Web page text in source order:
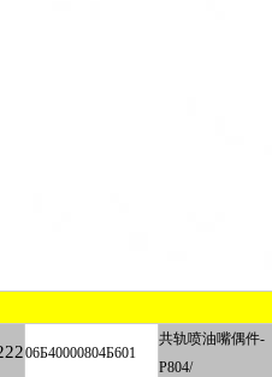
06Б40000804Б601
共轨喷油嘴偶件-
P804/